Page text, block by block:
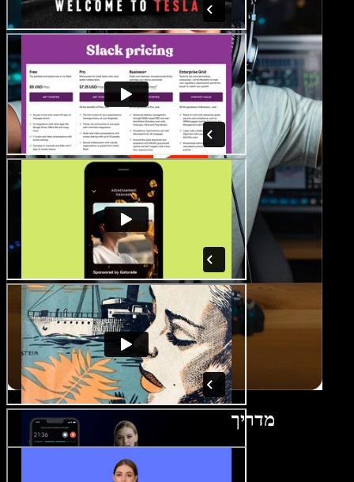
מדריך ליוצר סרטוני ביקורת